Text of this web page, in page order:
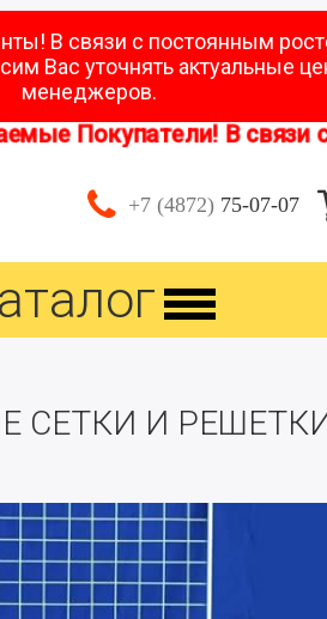
В связи с постоянным
Вас уточнять актуальные
менеджеров.
Покупатели! В связи с
+7 (4872) 75-07-07
СЕТКИ И